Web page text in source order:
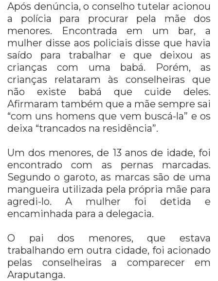
Após denúncia, o conselho tutelar acionou
a polícia para procurar pela mãe dos
menores. Encontrada em um bar, a
mulher disse aos policiais disse que havia
saído para trabalhar e que deixou as
crianças com uma babá. Porém, as
crianças relataram às conselheiras que
não existe babá que cuide deles.
Afirmaram também que a mãe sempre sai
“com uns homens que vem buscá-la” e os
deixa “trancados na residência”.
Um dos menores, de 13 anos de idade, foi
encontrado com as pernas marcadas.
Segundo o garoto, as marcas são de uma
mangueira utilizada pela própria mãe para
agredi-lo. A mulher foi detida e
encaminhada para a delegacia.
O pai dos menores, que estava
trabalhando em outra cidade, foi acionado
pelas conselheiras a comparecer em
Araputanga.